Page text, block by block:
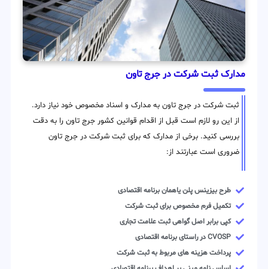
مدارک ثبت شرکت در جرج تاون
ثبت شرکت در جرج تاون به مدارک و اسناد مخصوص خود نیاز دارد.
از این رو لازم است قبل از اقدام قوانین کشور جرج تاون را به دقت
بررسی کنید. برخی از مدارک که برای ثبت شرکت در جرج تاون
ضروری است عبارتند از:
طرح بیزینس پلن یاهمان برنامه اقتصادی
تکمیل فرم مخصوص برای ثبت شرکت
کپی برابر اصل گواهی ثبت علامت تجاری
CVOSP در راستای برنامه اقتصادی
پرداخت هزینه های مربوط به ثبت شرکت